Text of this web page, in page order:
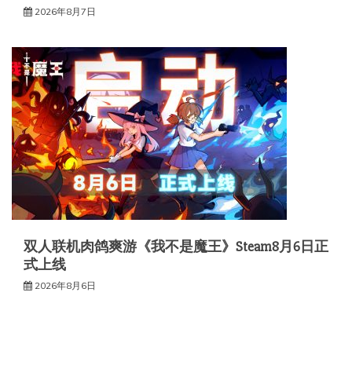
2026年8月7日
双人联机肉鸽爽游《我不是魔王》Steam8月6日正
式上线
2026年8月6日